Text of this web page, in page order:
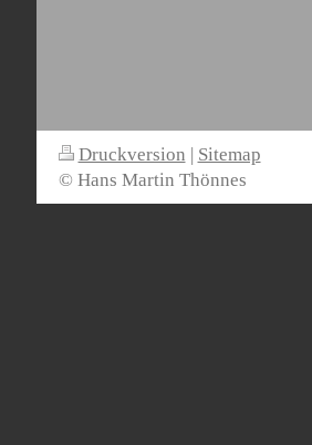
Druckversion | Sitemap
© Hans Martin Thönnes